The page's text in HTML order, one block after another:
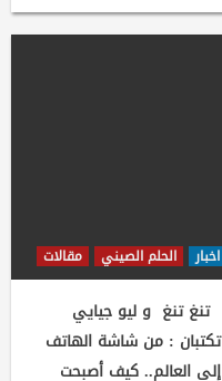
اخبار الحلم الصيني مقالات
تنغ تنغ و ليو جيايي
تكتبان : من شاشة الهاتف
إلى العالم.. كيف أصبحت